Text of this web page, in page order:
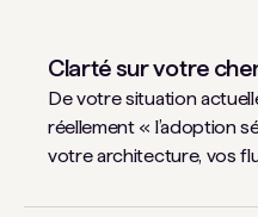
Clarté sur votre
De votre situation
réellement « l’adoption
votre architecture, vos